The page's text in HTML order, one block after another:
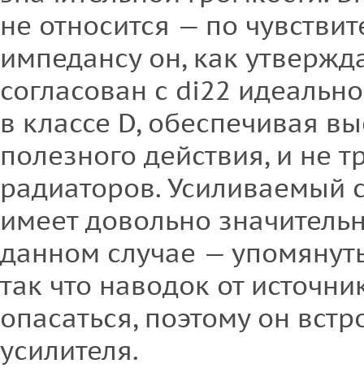
не относится — по
импедансу он, как
согласован с di22
в классе D, обеспечивая
полезного действия, и не
радиаторов. Усиливаемый
имеет довольно
данном случае —
так что наводок от
опасаться, поэтому он
усилителя.